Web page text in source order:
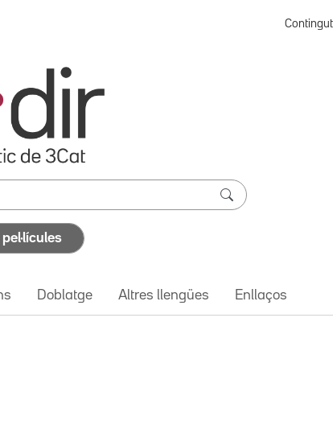
pel·lícules
Doblatge Altres llengües Enllaços